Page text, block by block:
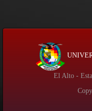
El Alto -